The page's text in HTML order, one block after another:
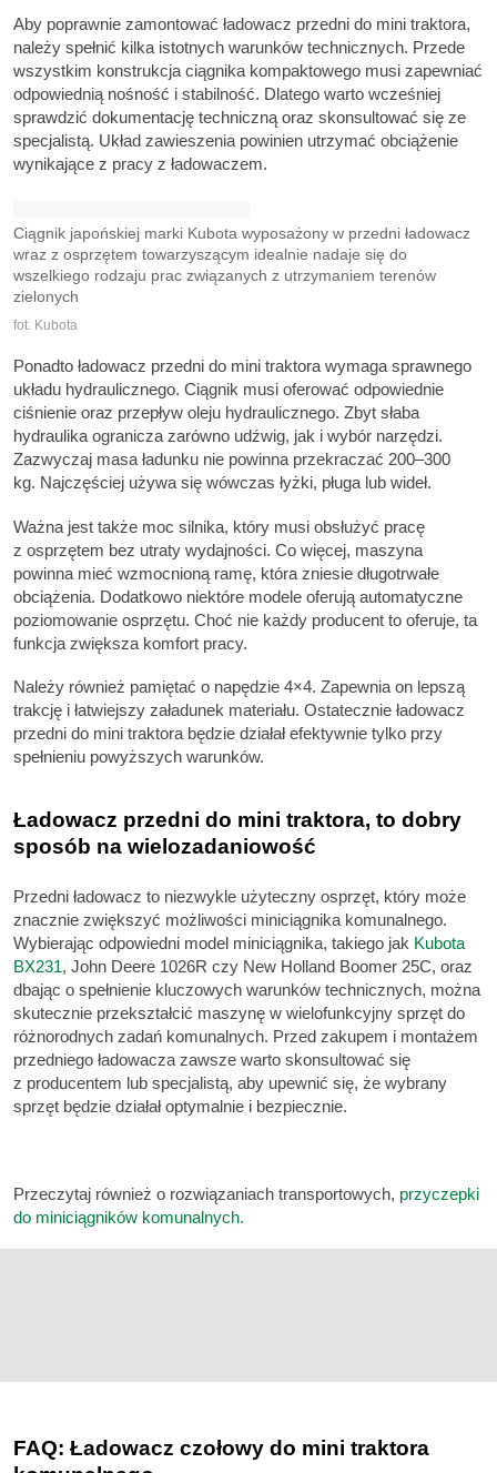
Aby poprawnie zamontować ładowacz przedni do mini traktora,
należy spełnić kilka istotnych warunków technicznych. Przede
wszystkim konstrukcja ciągnika kompaktowego musi zapewniać
odpowiednią nośność i stabilność. Dlatego warto wcześniej
sprawdzić dokumentację techniczną oraz skonsultować się ze
specjalistą. Układ zawieszenia powinien utrzymać obciążenie
wynikające z pracy z ładowaczem.
Ciągnik japońskiej marki Kubota wyposażony w przedni ładowacz
wraz z osprzętem towarzyszącym idealnie nadaje się do
wszelkiego rodzaju prac związanych z utrzymaniem terenów
zielonych
fot. Kubota
Ponadto ładowacz przedni do mini traktora wymaga sprawnego
układu hydraulicznego. Ciągnik musi oferować odpowiednie
ciśnienie oraz przepływ oleju hydraulicznego. Zbyt słaba
hydraulika ogranicza zarówno udźwig, jak i wybór narzędzi.
Zazwyczaj masa ładunku nie powinna przekraczać 200–300
kg. Najczęściej używa się wówczas łyżki, pługa lub wideł.
Ważna jest także moc silnika, który musi obsłużyć pracę
z osprzętem bez utraty wydajności. Co więcej, maszyna
powinna mieć wzmocnioną ramę, która zniesie długotrwałe
obciążenia. Dodatkowo niektóre modele oferują automatyczne
poziomowanie osprzętu. Choć nie każdy producent to oferuje, ta
funkcja zwiększa komfort pracy.
Należy również pamiętać o napędzie 4×4. Zapewnia on lepszą
trakcję i łatwiejszy załadunek materiału. Ostatecznie ładowacz
przedni do mini traktora będzie działał efektywnie tylko przy
spełnieniu powyższych warunków.
Ładowacz przedni do mini traktora, to dobry
sposób na wielozadaniowość
Przedni ładowacz to niezwykle użyteczny osprzęt, który może
znacznie zwiększyć możliwości miniciągnika komunalnego.
Wybierając odpowiedni model miniciągnika, takiego jak Kubota
BX231, John Deere 1026R czy New Holland Boomer 25C, oraz
dbając o spełnienie kluczowych warunków technicznych, można
skutecznie przekształcić maszynę w wielofunkcyjny sprzęt do
różnorodnych zadań komunalnych. Przed zakupem i montażem
przedniego ładowacza zawsze warto skonsultować się
z producentem lub specjalistą, aby upewnić się, że wybrany
sprzęt będzie działał optymalnie i bezpiecznie.
Przeczytaj również o rozwiązaniach transportowych, przyczepki
do miniciągników komunalnych.
FAQ: Ładowacz czołowy do mini traktora